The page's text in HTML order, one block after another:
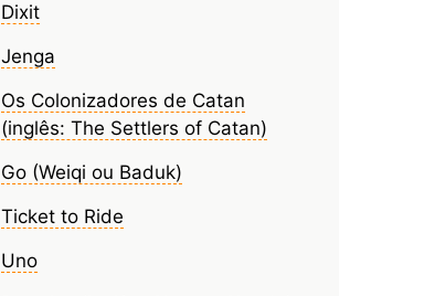
Dixit
Jenga
Os Colonizadores de Catan
(inglês: The Settlers of Catan)
Go (Weiqi ou Baduk)
Ticket to Ride
Uno